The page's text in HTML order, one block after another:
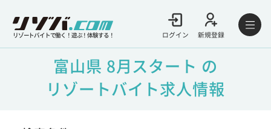
リゾートバイトで働く！遊ぶ！体験する！ ログイン 新規登録
富山県 8月スタート の
リゾートバイト求人情報